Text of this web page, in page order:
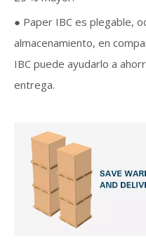
● Paper IBC es plegable,
almacenamiento, en
IBC puede ayudarlo a
entrega.